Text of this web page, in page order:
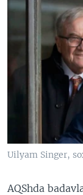
XALQARO
VASHINGTON
MOBIL-SALOM!
VIDEO
XABARLAR
FACEBOOK
YOUTUBE
INSTAGRAM
TELEGRAM
TWITTER
SOUNDCLOUD
INGLIZ TILI
EDITORIAL
Learning English
VOA
Uilyam Singer,
AQShda